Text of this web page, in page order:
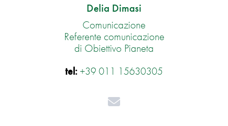
Delia Dimasi
Comunicazione
Referente comunicazione
di Obiettivo Pianeta
tel:+39 011 15630305
Mail